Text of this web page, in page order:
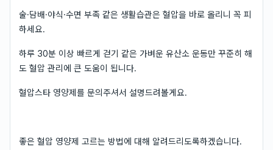
술·담배·야식·수면 부족 같은 생활습관은 혈압을 바로 올리니 꼭 피
하세요.
하루 30분 이상 빠르게 걷기 같은 가벼운 유산소 운동만 꾸준히 해
도 혈압 관리에 큰 도움이 됩니다.
혈압스타 영양제를 문의주셔서 설명드려볼게요.
좋은 혈압 영양제 고르는 방법에 대해 알려드리도록하겠습니다.